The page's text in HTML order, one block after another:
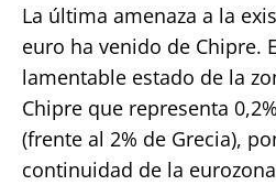
La última amenaza a la
euro ha venido de Chipre.
lamentable estado de la
Chipre que representa
(frente al 2% de Grecia),
continuidad de la